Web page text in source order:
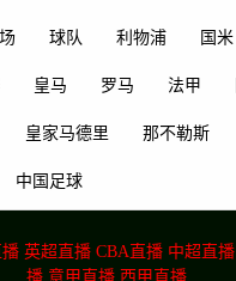
球队 利物浦 国米
皇马 罗马 法甲
皇家马德里 那不勒斯
中国足球
英超直播 CBA直播 中超直播
播 意甲直播 西甲直播